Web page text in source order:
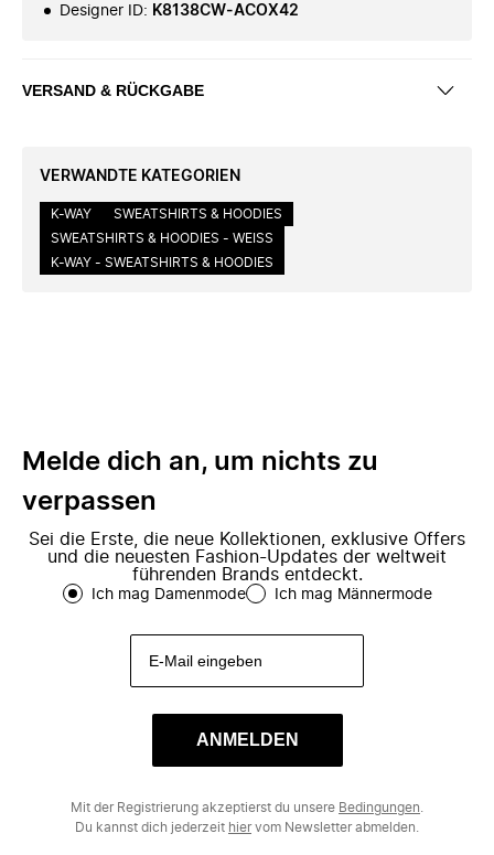
Designer ID: K8138CW-ACOX42
VERSAND & RÜCKGABE
VERWANDTE KATEGORIEN
K-WAY
SWEATSHIRTS & HOODIES
SWEATSHIRTS & HOODIES - WEISS
K-WAY - SWEATSHIRTS & HOODIES
Melde dich an, um nichts zu
verpassen
Sei die Erste, die neue Kollektionen, exklusive Offers
und die neuesten Fashion-Updates der weltweit
führenden Brands entdeckt.
Ich mag Damenmode Ich mag Männermode
ANMELDEN
Mit der Registrierung akzeptierst du unsere Bedingungen
Du kannst dich jederzeit hiervom Newsletter abmelden.